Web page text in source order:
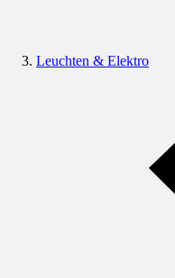
Leuchten & Elektro